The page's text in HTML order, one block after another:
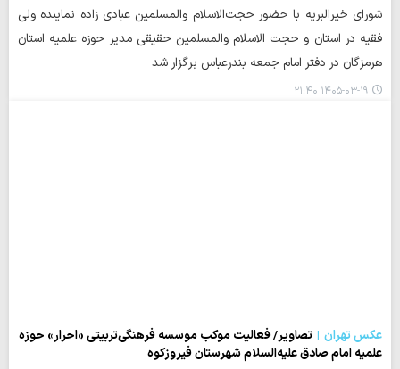
شورای خیرالبریه با حضور حجت‌الاسلام والمسلمین عبادی زاده نماینده ولی
فقیه در استان و حجت الاسلام والمسلمین حقیقی مدیر حوزه علمیه استان
هرمزگان در دفتر امام جمعه بندرعباس برگزار شد
۱۴۰۵-۰۳-۱۹ ۲۱:۴۰
عکس تهران
تصاویر/ فعالیت موکب موسسه فرهنگی‌تربیتی «احرار» حوزه
علمیه امام صادق علیه‌السلام شهرستان فیروزکوه